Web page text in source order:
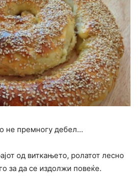
не премногу дебел…
од виткањето, ролатот лесно
за да се издолжи повеќе.